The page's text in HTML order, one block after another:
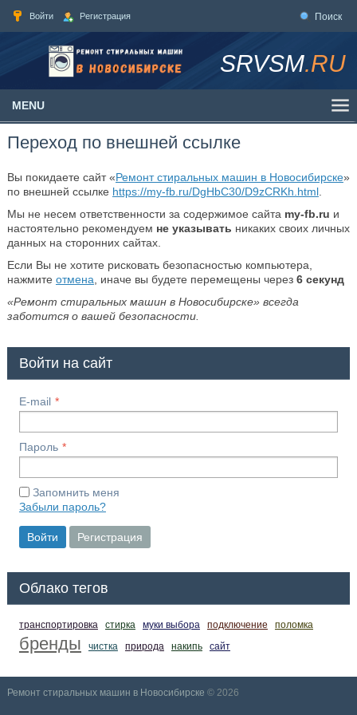
Войти Регистрация Поиск
SRVSM.RU
MENU
Переход по внешней ссылке
Вы покидаете сайт «Ремонт стиральных машин в Новосибирске»
по внешней ссылке https://my-fb.ru/DgHbC30/D9zCRKh.html.
Мы не несем ответственности за содержимое сайта my-fb.ru и
настоятельно рекомендуем не указывать никаких своих личных
данных на сторонних сайтах.
Если Вы не хотите рисковать безопасностью компьютера,
нажмите отмена , иначе вы будете перемещены через 6секунд
«Ремонт стиральных машин в Новосибирске» всегда
заботится о вашей безопасности.
Войти на сайт
E-mail
Пароль
Запомнить меня
Забыли пароль?
Войти Регистрация
Облако тегов
транспортировка стирка муки выбора подключение поломка
бренды чистка природа накипь сайт
Ремонт стиральных машин в Новосибирске © 2026